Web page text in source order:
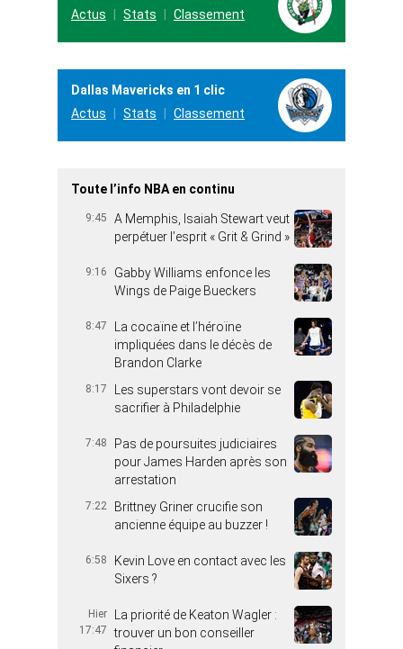
Actus
Stats Classement
Dallas Mavericks en 1 clic
Actus
Stats Classement
Toute l’info NBA en continu
9:45
A Memphis, Isaiah Stewart veut
perpétuer l’esprit « Grit & Grind »
9:16
Gabby Williams enfonce les
Wings de Paige Bueckers
8:47
La cocaïne et l’héroïne
impliquées dans le décès de
Brandon Clarke
8:17
Les superstars vont devoir se
sacrifier à Philadelphie
7:48
Pas de poursuites judiciaires
pour James Harden après son
arrestation
7:22
Brittney Griner crucifie son
ancienne équipe au buzzer !
6:58
Kevin Love en contact avec les
Sixers ?
Hier
17:47
La priorité de Keaton Wagler :
trouver un bon conseiller